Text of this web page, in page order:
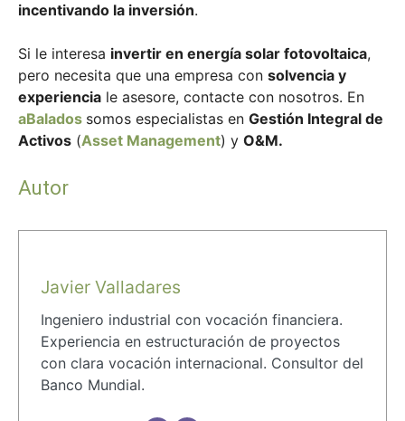
incentivando la inversión.
Si le interesa invertir en energía solar fotovoltaica,
pero necesita que una empresa con solvencia y
experiencia le asesore, contacte con nosotros. En
aBalados somos especialistas en Gestión Integral de
Activos (Asset Management) y O&M.
Autor
Javier Valladares
Ingeniero industrial con vocación financiera.
Experiencia en estructuración de proyectos
con clara vocación internacional. Consultor del
Banco Mundial.